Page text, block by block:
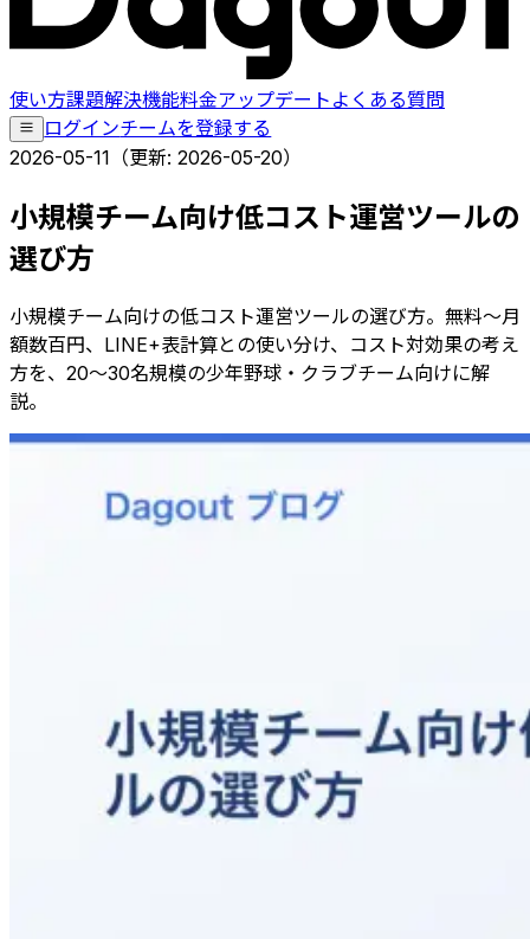
使い方課題解決機能料金アップデート よくある質問
ログインチームを登録する
2026-05-11 （更新: 2026-05-20）
小規模チーム向け低コスト運営ツールの
選び方
小規模チーム向けの低コスト運営ツールの選び方。無料〜月
額数百円、LINE+表計算との使い分け、コスト対効果の考え
方を、20〜30名規模の少年野球・クラブチーム向けに解
説。